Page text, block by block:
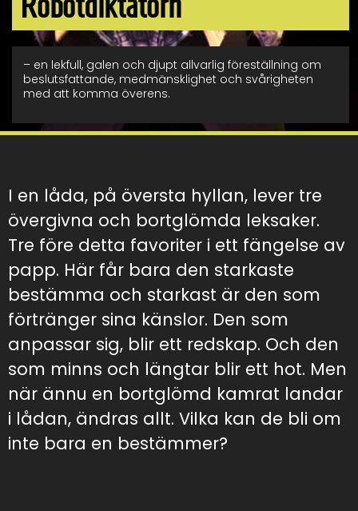
– en lekfull, galen och djupt allvarlig föreställning om
beslutsfattande, medmänsklighet och svårigheten
med att komma överens.
I en låda, på översta hyllan, lever tre
övergivna och bortglömda leksaker.
Tre före detta favoriter i ett fängelse av
papp. Här får bara den starkaste
bestämma och starkast är den som
förtränger sina känslor. Den som
anpassar sig, blir ett redskap. Och den
som minns och längtar blir ett hot. Men
när ännu en bortglömd kamrat landar
i lådan, ändras allt. Vilka kan de bli om
inte bara en bestämmer?